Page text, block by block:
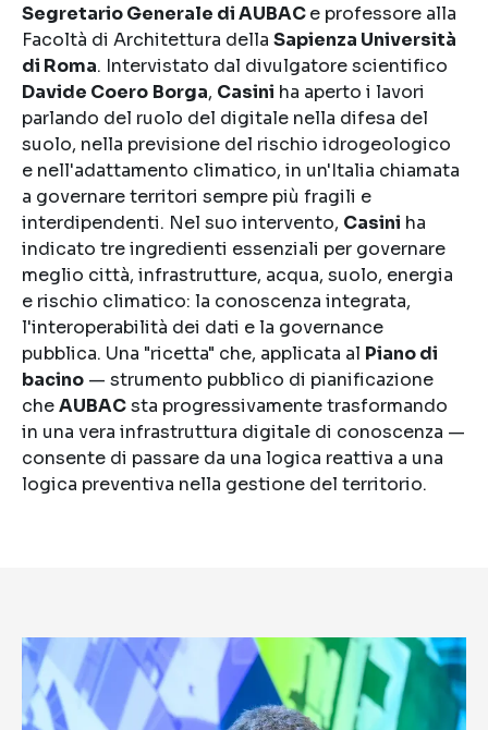
Segretario Generale di AUBACe professore alla
Facoltà di Architettura della Sapienza Università
di Roma. Intervistato dal divulgatore scientifico
Davide Coero Borga, Casini ha aperto i lavori
parlando del ruolo del digitale nella difesa del
suolo, nella previsione del rischio idrogeologico
e nell'adattamento climatico, in un'Italia chiamata
a governare territori sempre più fragili e
interdipendenti. Nel suo intervento, Casini ha
indicato tre ingredienti essenziali per governare
meglio città, infrastrutture, acqua, suolo, energia
e rischio climatico: la conoscenza integrata,
l'interoperabilità dei dati e la governance
pubblica. Una "ricetta" che, applicata al Piano di
bacino — strumento pubblico di pianificazione
cheAUBACsta progressivamente trasformando
in una vera infrastruttura digitale di conoscenza —
consente di passare da una logica reattiva a una
logica preventiva nella gestione del territorio.